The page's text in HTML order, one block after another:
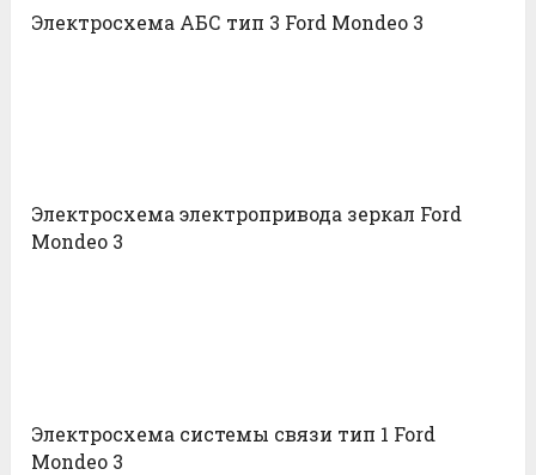
Электросхема АБС тип 3 Ford Mondeo 3
Электросхема электропривода зеркал Ford
Mondeo 3
Электросхема системы связи тип 1 Ford
Mondeo 3